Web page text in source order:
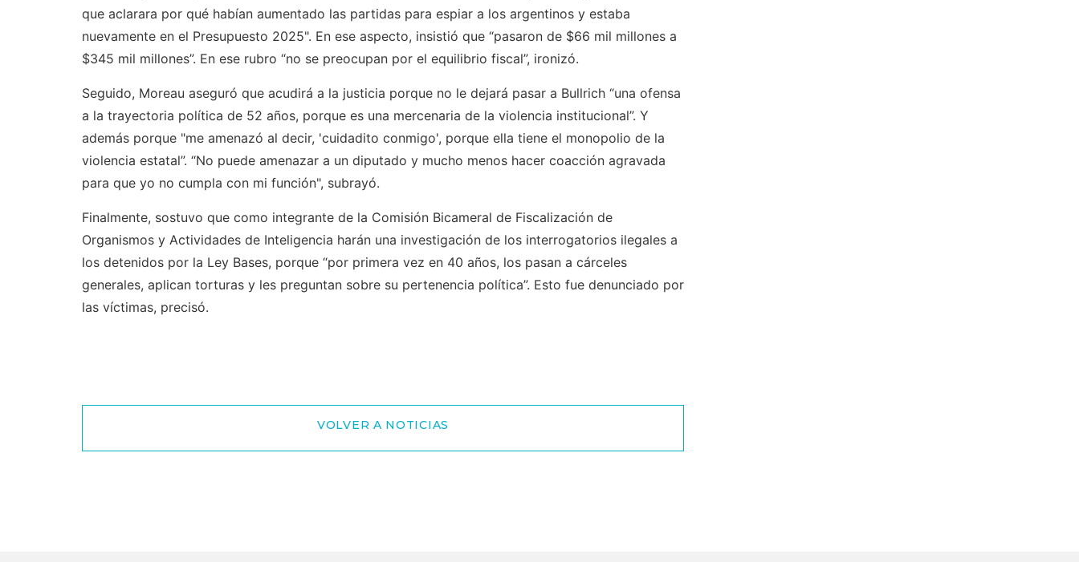
que aclarara por qué habían aumentado las partidas para espiar a los argentinos y estaba
nuevamente en el Presupuesto 2025". En ese aspecto, insistió que “pasaron de $66 mil millones a
$345 mil millones”. En ese rubro “no se preocupan por el equilibrio fiscal”, ironizó.
Seguido, Moreau aseguró que acudirá a la justicia porque no le dejará pasar a Bullrich “una ofensa
a la trayectoria política de 52 años, porque es una mercenaria de la violencia institucional”. Y
además porque "me amenazó al decir, 'cuidadito conmigo', porque ella tiene el monopolio de la
violencia estatal”. “No puede amenazar a un diputado y mucho menos hacer coacción agravada
para que yo no cumpla con mi función", subrayó.
Finalmente, sostuvo que como integrante de la Comisión Bicameral de Fiscalización de
Organismos y Actividades de Inteligencia harán una investigación de los interrogatorios ilegales a
los detenidos por la Ley Bases, porque “por primera vez en 40 años, los pasan a cárceles
generales, aplican torturas y les preguntan sobre su pertenencia política”. Esto fue denunciado por
las víctimas, precisó.
VOLVER A NOTICIAS